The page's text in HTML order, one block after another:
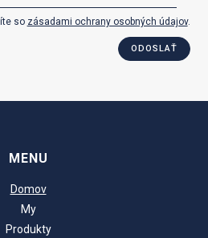
so zásadami ochrany osobných údajov.
ODOSLAŤ
MENU
Domov
My
Produkty